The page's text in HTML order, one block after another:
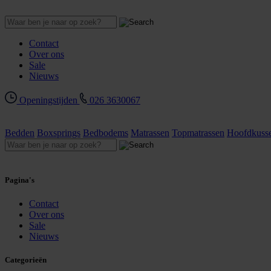
Contact
Over ons
Sale
Nieuws
Openingstijden 026 3630067
Bedden Boxsprings Bedbodems Matrassen Topmatrassen
Pagina's
Contact
Over ons
Sale
Nieuws
Categorieën